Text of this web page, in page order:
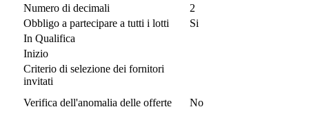
Numero di decimali
2
Obbligo a partecipare a tutti i lotti
Si
In Qualifica
Inizio
Criterio di selezione dei fornitori
invitati
Verifica dell'anomalia delle offerte
No